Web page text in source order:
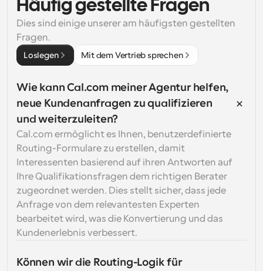
Häufig gestellte Fragen
Dies sind einige unserer am häufigsten gestellten
Fragen.
Loslegen Mit dem Vertrieb sprechen
Wie kann Cal.com meiner Agentur helfen,
neue Kundenanfragen zu qualifizieren
und weiterzuleiten?
Cal.com ermöglicht es Ihnen, benutzerdefinierte
Routing-Formulare zu erstellen, damit
Interessenten basierend auf ihren Antworten auf
Ihre Qualifikationsfragen dem richtigen Berater
zugeordnet werden. Dies stellt sicher, dass jede
Anfrage von dem relevantesten Experten
bearbeitet wird, was die Konvertierung und das
Kundenerlebnis verbessert.
Können wir die Routing-Logik für